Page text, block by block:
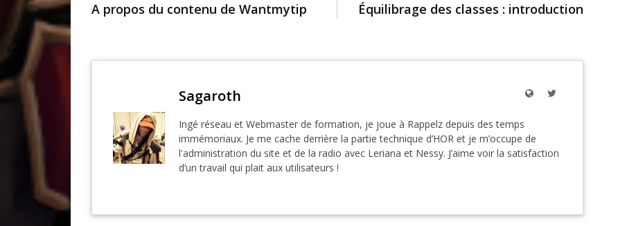
A propos du contenu de Wantmytip Équilibrage des classes : introduction
Sagaroth
Ingé réseau et Webmaster de formation, je joue à Rappelz depuis des temps
immémoriaux. Je me cache derrière la partie technique d’HOR et je m’occupe de
l'administration du site et de la radio avec Leriana et Nessy. J’aime voir la satisfaction
d’un travail qui plait aux utilisateurs !